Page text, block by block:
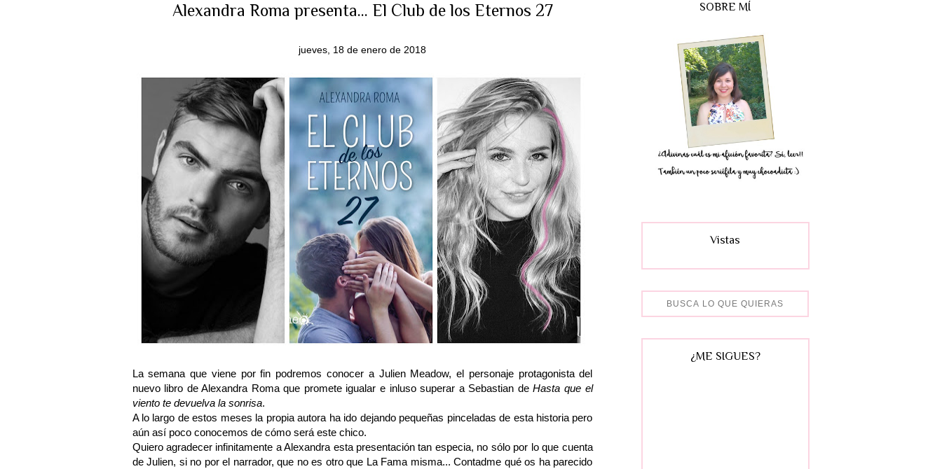
Alexandra Roma presenta... El Club de los Eternos 27
jueves, 18 de enero de 2018
La semana que viene por fin podremos conocer a Julien Meadow, el personaje protagonista del
nuevo libro de Alexandra Roma que promete igualar e inluso superar a Sebastian deHasta que el
viento te devuelva la sonrisa.
A lo largo de estos meses la propia autora ha ido dejando pequeñas pinceladas de esta historia pero
aún así poco conocemos de cómo será este chico.
Quiero agradecer infinitamente a Alexandra esta presentación tan especia, no sólo por lo que cuenta
de Julien, si no por el narrador, que no es otro que La Fama misma... Contadme qué os ha parecido
SOBRE MÍ
Vistas
¿ME SIGUES?